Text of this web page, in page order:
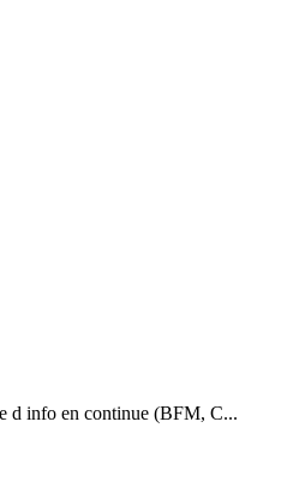
d info en continue (BFM, C...